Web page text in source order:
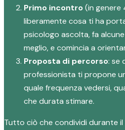
Primo incontro(in
liberamente cosa ti ha
psicologo ascolta, fa
meglio, e comincia a
Proposta di percorso: se
professionista ti propone
quale frequenza vedersi,
che durata stimare.
Tutto ciò che condividi durante